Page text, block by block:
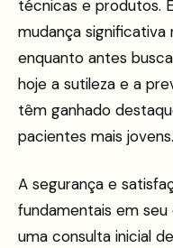
técnicas e produtos.
mudança significativa
enquanto antes
hoje a sutileza e a
têm ganhado
pacientes mais jovens.
A segurança e
fundamentais em seu
uma consulta inicial